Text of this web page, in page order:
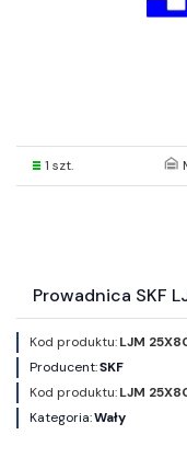
1 szt.
Prowadnica SKF
Kod produktu:LJM
Producent:SKF
Kod produktu:LJM
Kategoria:Wały